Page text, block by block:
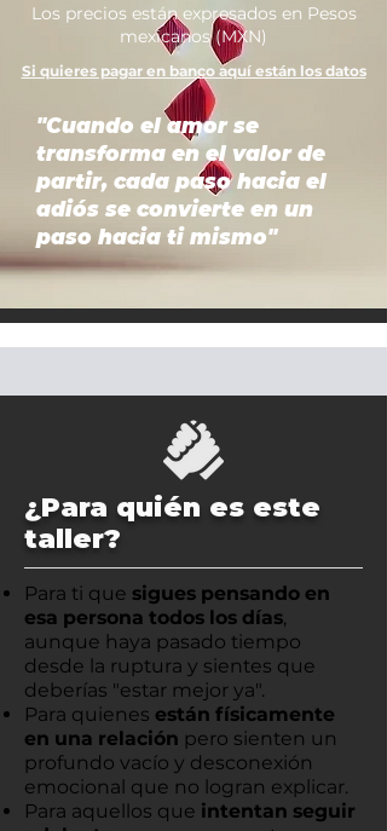
Los precios están expresados en Pesos
mexicanos (MXN)
Si quieres pagar en banco aquí están los datos
"Cuando el amor se
transforma en el valor de
partir, cada paso hacia el
adiós se convierte en un
paso hacia ti mismo"
¿Para quién es este
taller?
Para ti que sigues pensando en
esa persona todos los días,
aunque haya pasado tiempo
desde la ruptura y sientes que
deberías "estar mejor ya".
Para quienes están físicamente
en una relación pero sienten un
profundo vacío y desconexión
emocional que no logran explicar.
Para aquellos que intentan seguir